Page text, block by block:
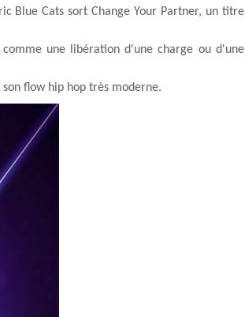
Blue Cats sort Change Your Partner, un titre
une libération d'une charge ou d'une
flow hip hop très moderne.